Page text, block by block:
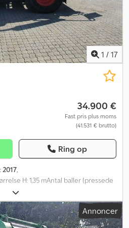
1 / 17
34.900 €
Fast pris plus moms
(41.531 € brutto)
Ring op
2017,
H: 1,35 mAntal baller (pressede
NetbindingTrykluft:
2,1
optage: jaDækstørrelse:
jaSkæreaggregat:
Annoncer